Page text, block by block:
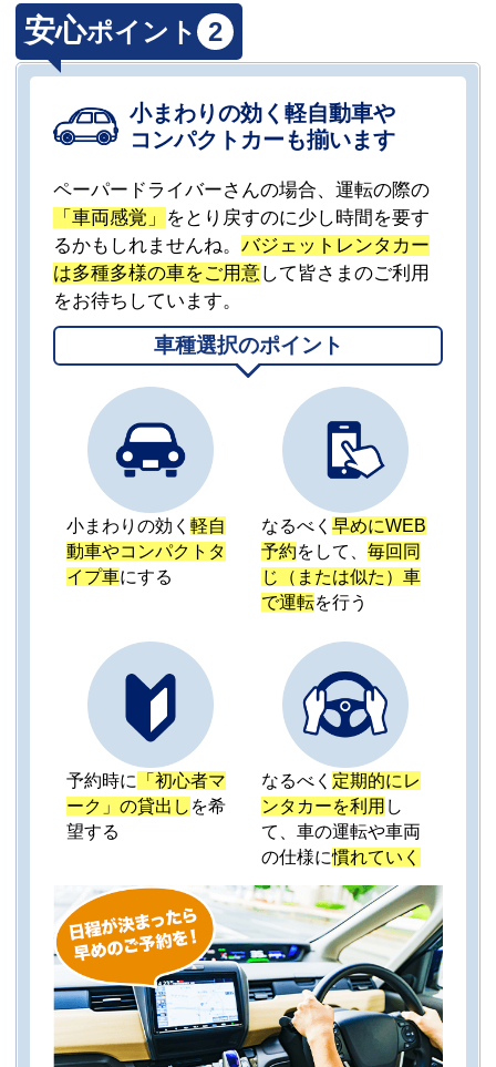
安心ポイント 2
小まわりの効く軽自動車や
コンパクトカーも揃います
ペーパードライバーさんの場合、運転の際の
「車両感覚」 をとり戻すのに少し時間を要す
るかもしれませんね。バジェットレンタカー
は多種多様の車をご用意して皆さまのご利用
をお待ちしています。
車種選択のポイント
小まわりの効く軽自
動車やコンパクトタ
イプ車にする
なるべく早めにWEB
予約をして、毎回同
じ（または似た）車
で運転を行う
予約時に
「初心者マ
ーク」の貸出し を希
望する
なるべく 定期的にレ
ンタカーを利用 し
て、車の運転や車両
の仕様に慣れていく